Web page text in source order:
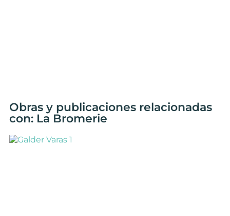
Obras y publicaciones relacionadas
con: La Bromerie